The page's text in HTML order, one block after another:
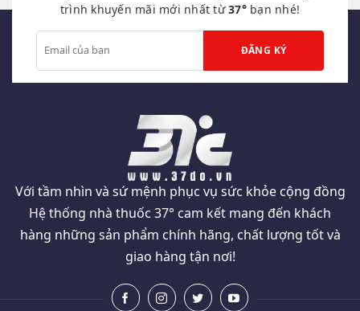
trình khuyến mãi mới nhất từ37°bạn nhé!
Với tầm nhìn và sứ mệnh phục vụ sức khỏe cộng đồng
Hệ thống nhà thuốc 37° cam kết mang đến khách
hàng những sản phẩm chính hãng, chất lượng tốt và
giao hàng tận nơi!